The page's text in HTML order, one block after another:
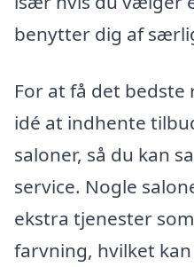
benytter dig af
For at få det
idé at indhente
saloner, så du kan
service. Nogle
ekstra tjenester
farvning, hvilket